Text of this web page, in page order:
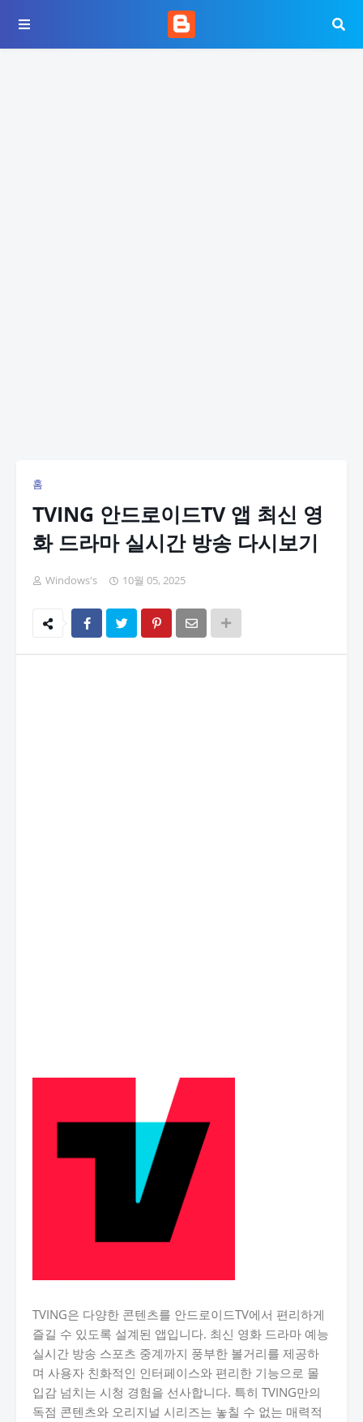
홈
TVING 안드로이드TV 앱 최신 영
화 드라마 실시간 방송 다시보기
Windows's 10월 05, 2025
TVING은 다양한 콘텐츠를 안드로이드TV에서 편리하게
즐길 수 있도록 설계된 앱입니다. 최신 영화 드라마 예능
실시간 방송 스포츠 중계까지 풍부한 볼거리를 제공하
며 사용자 친화적인 인터페이스와 편리한 기능으로 몰
입감 넘치는 시청 경험을 선사합니다. 특히 TVING만의
독점 콘텐츠와 오리지널 시리즈는 놓칠 수 없는 매력적